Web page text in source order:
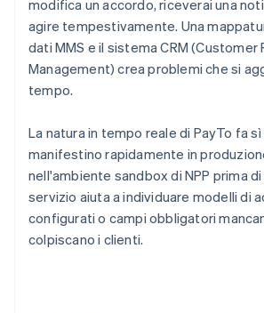
modifica un accordo, riceverai una
agire tempestivamente. Una
dati MMS e il sistema CRM (Customer
Management) crea problemi che si
tempo.
La natura in tempo reale di PayTo fa
manifestino rapidamente in
nell'ambiente sandbox di NPP prima
servizio aiuta a individuare modelli di
configurati o campi obbligatori
colpiscano i clienti.